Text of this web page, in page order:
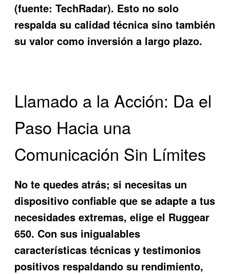
(fuente: TechRadar). Esto no solo
respalda su calidad técnica sino también
su valor como inversión a largo plazo.
Llamado a la Acción: Da el
Paso Hacia una
Comunicación Sin Límites
No te quedes atrás; si necesitas un
dispositivo confiable que se adapte a tus
necesidades extremas, elige el Ruggear
650. Con sus inigualables
características técnicas y testimonios
positivos respaldando su rendimiento,